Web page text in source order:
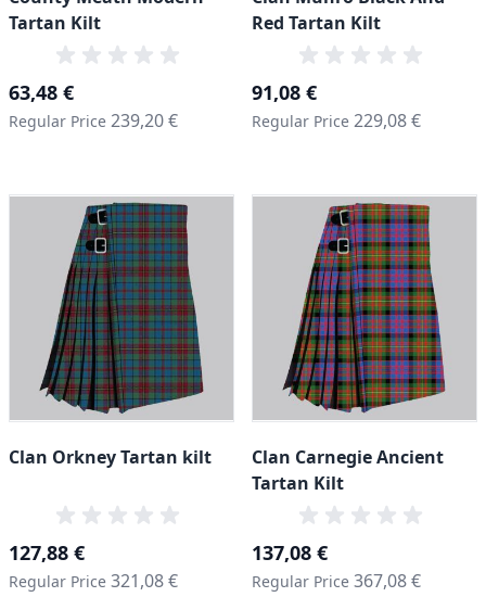
Tartan Kilt
Special Price
63,48 €
Regular Price 239,20 €
Red Tartan Kilt
Special Price
91,08 €
Regular Price 229,08 €
Clan Orkney Tartan kilt
Special Price
127,88 €
Regular Price 321,08 €
Clan Carnegie Ancient
Tartan Kilt
Special Price
137,08 €
Regular Price 367,08 €